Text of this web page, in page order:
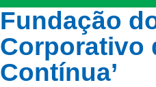
Fundação
Corporativo
Contínua’